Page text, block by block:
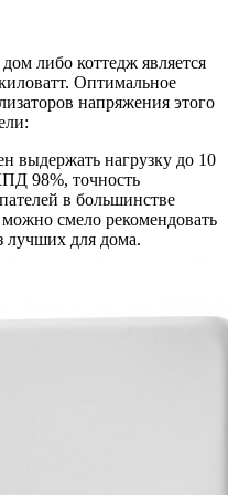
либо коттедж является
Оптимальное
напряжения этого
выдержать нагрузку до 10
98%, точность
в большинстве
смело рекомендовать
лучших для дома.